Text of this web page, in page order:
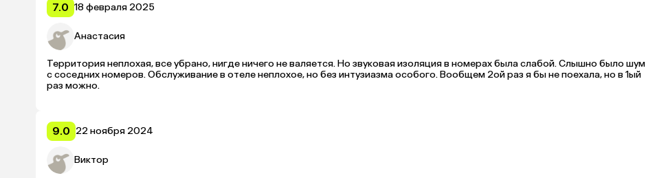
7.0 18 февраля 2025
Анастасия
Территория неплохая, все убрано, нигде ничего не валяется. Но звуковая изоляция в номерах была слабой. Слышно было шум
с соседних номеров. Обслуживание в отеле неплохое, но без интузиазма особого. Вообщем 2ой раз я бы не поехала, но в 1ый
раз можно.
9.0 22 ноября 2024
Виктор